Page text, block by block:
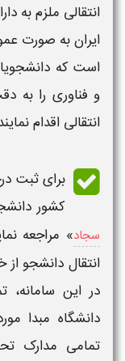
انتقالی ملزم به
ایرانبه صورت
است که
و فناوری را به
انتقالی اقدام
برای ثبت
کشور
سجاد» مراجعه
انتقال دانشجو
در این سامانه،
دانشگاه مبدا
تمامی مدارک